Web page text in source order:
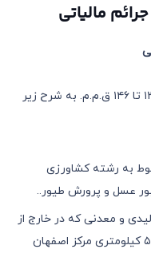
مالیاتی
مندرج در مواد ٢ و ١٣٢ تا ١٤٦ ق.م.م. به شرح زیر
به رشته کشاورزی
عسل و پرورش طیور..
و معدنی که در خارج از
شعاع ١٢٠ کیلومتری مرکز تهران و ٥٠ کیلومتری مرکز اصفهان